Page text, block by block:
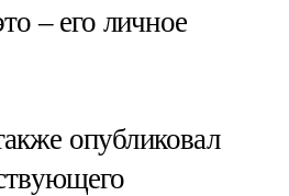
– его личное
опубликовал